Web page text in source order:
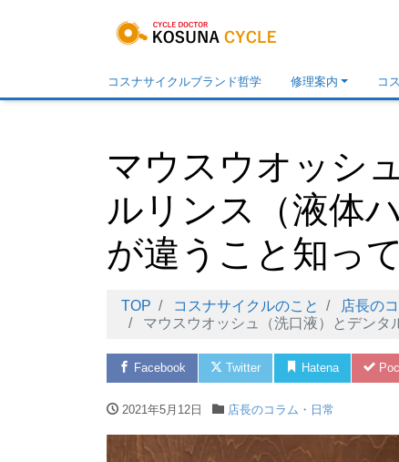
コスナサイクルブランド哲学 修理案内 コ
マウスウオッシ
ルリンス（液体
が違うこと知っ
TOP コスナサイクルのこと
店長の
マウスウオッシュ（洗口液）とデンタルリ
Facebook Twitter Hatena
2021年5月12日 店長のコラム・日常